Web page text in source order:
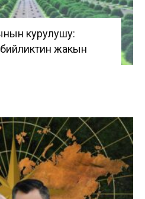
курулушу:
жакын